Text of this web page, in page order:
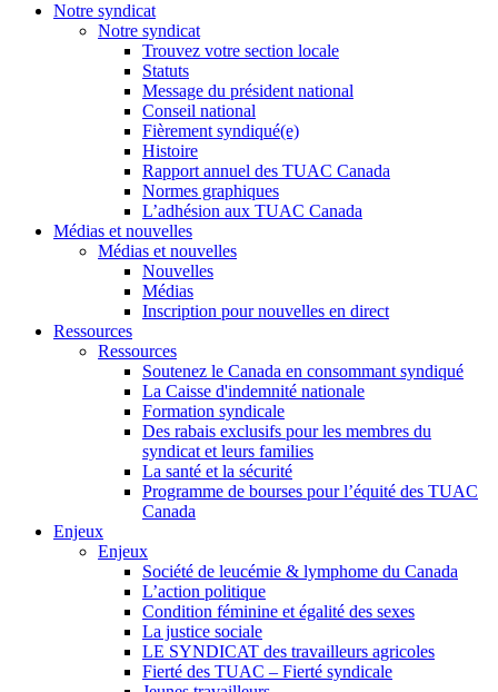
Notre syndicat
Notre syndicat
Trouvez votre section locale
Statuts
Message du président national
Conseil national
Fièrement syndiqué(e)
Histoire
Rapport annuel des TUAC Canada
Normes graphiques
L’adhésion aux TUAC Canada
Médias et nouvelles
Médias et nouvelles
Nouvelles
Médias
Inscription pour nouvelles en direct
Ressources
Ressources
Soutenez le Canada en consommant syndiqué
La Caisse d'indemnité nationale
Formation syndicale
Des rabais exclusifs pour les membres du
syndicat et leurs families
La santé et la sécurité
Programme de bourses pour l’équité des TUAC
Canada
Enjeux
Enjeux
Société de leucémie & lymphome du Canada
L’action politique
Condition féminine et égalité des sexes
La justice sociale
LE SYNDICAT des travailleurs agricoles
Fierté des TUAC – Fierté syndicale